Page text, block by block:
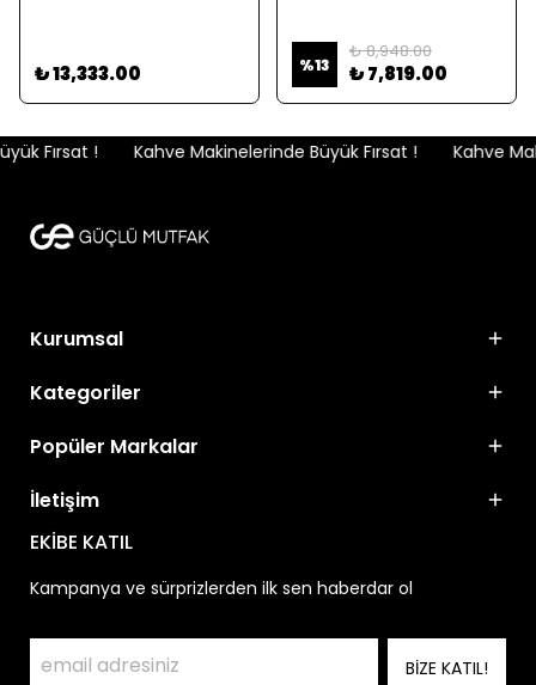
₺ 13,333.00 %13
₺ 8,948.00
₺ 7,819.00
Fırsat ! Kahve Makinelerinde Büyük Fırsat ! Kahve
Kurumsal
Kategoriler
Popüler Markalar
İletişim
EKİBE KATIL
Kampanya ve sürprizlerden ilk sen haberdar ol
BİZE KATIL!